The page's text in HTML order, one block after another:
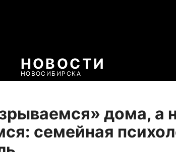
НОВОСТИ
НОВОСИБИРСКА
дома, а
семейная